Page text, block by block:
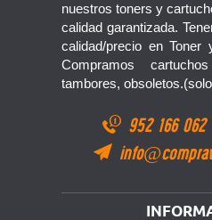
nuestros toners y
calidad garantizada.
calidad/precio en Toner
Compramos
tambores,
952 166 062